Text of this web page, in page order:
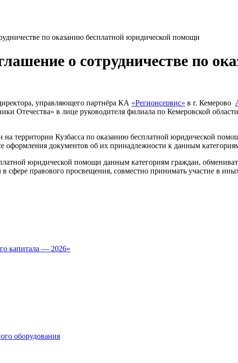
по оказанию бесплатной юридической помощи
о сотрудничестве по
управляющего партнёра КА «Регионсервис» в г. Кемерово
Отечества» в лице руководителя филиала по Кемеровской
территории Кузбасса по оказанию бесплатной юридической
оформления документов об их принадлежности к данным
юридической помощи данным категориям граждан,
правового просвещения, совместно принимать участие в
капитала — 2026»
оборудования